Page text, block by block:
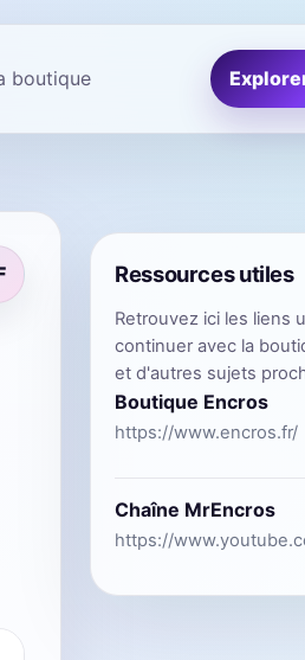
boutique
Ressources utiles
Retrouvez ici les liens
continuer avec la
et d'autres sujets
Boutique Encros
https://www.encros.fr/
Chaîne MrEncros
https://